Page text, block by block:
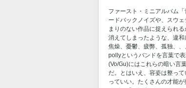
ファースト・ミニアルバム
ードバックノイズや、スウ
まりのない作品に捉えられ
消えてしまったような、違和
焦燥、憂鬱、疲弊、孤独、、
pollyというバンドを言葉で
(Vo/Gu)にはこれらの暗い言
だ。とはいえ、容姿は整っ
っていい。たくさんの才能